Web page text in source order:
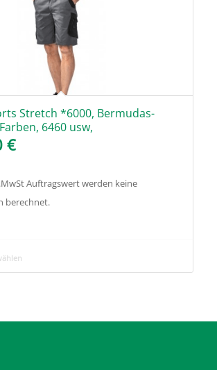
Stretch *6000, Bermudas-
6460 usw,
€
Auftragswert werden keine
berechnet.